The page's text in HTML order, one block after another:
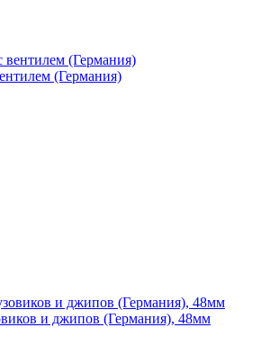
(Германия)
и джипов (Германия), 48мм